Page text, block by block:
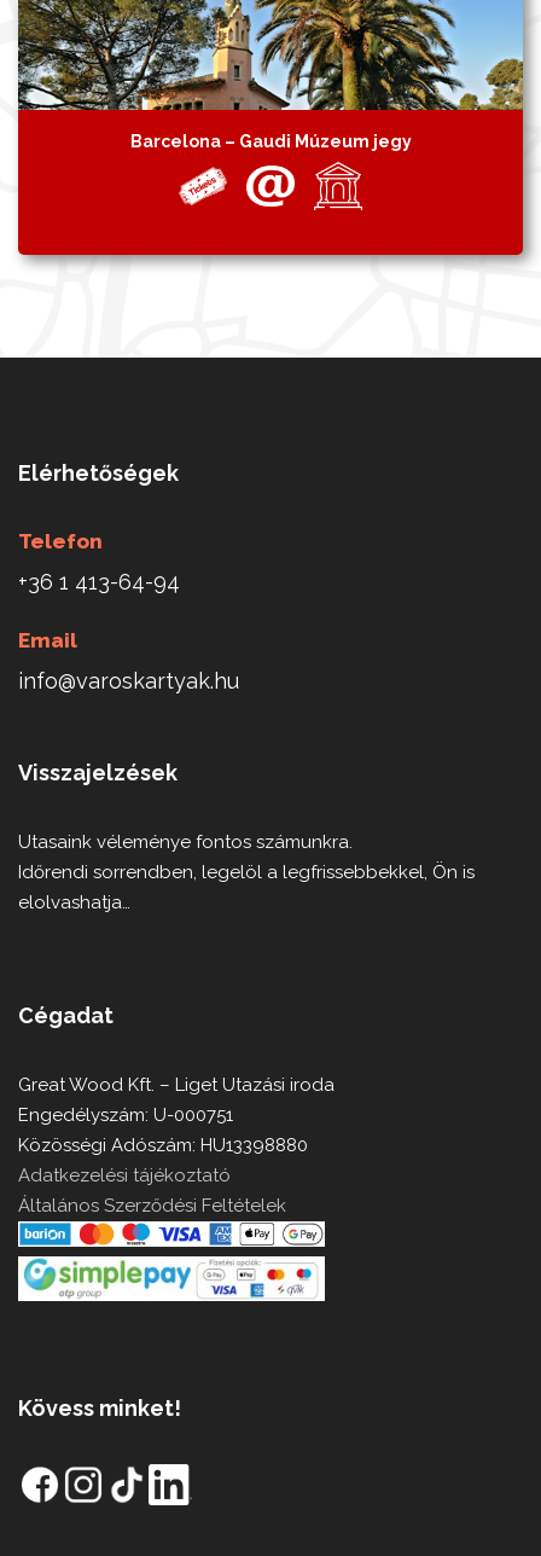
Barcelona – Gaudi Múzeum jegy
Elérhetőségek
Telefon
+36 1 413-64-94
Email
info@varoskartyak.hu
Visszajelzések
Utasaink véleménye fontos számunkra.
Időrendi sorrendben, legelöl a legfrissebbekkel, Ön is
elolvashatja…
Cégadat
Great Wood Kft. – Liget Utazási iroda
Engedélyszám: U-000751
Közösségi Adószám: HU13398880
Adatkezelési tájékoztató
Általános Szerződési Feltételek
Kövess minket!